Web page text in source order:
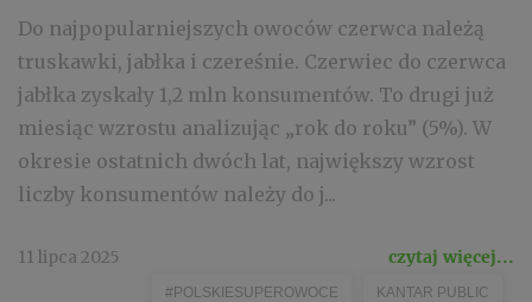
Do najpopularniejszych owoców czerwca należą
truskawki, jabłka i czereśnie. Czerwiec do czerwca
jabłka zyskały 1,2 mln konsumentów. To drugi już
miesiąc wzrostu analizując „rok do roku” (5%). W
okresie ostatnich dwóch lat, największy wzrost
liczby konsumentów należy do j...
11 lipca 2025 czytaj więcej...
#POLSKIESUPEROWOCE KANTAR PUBLIC